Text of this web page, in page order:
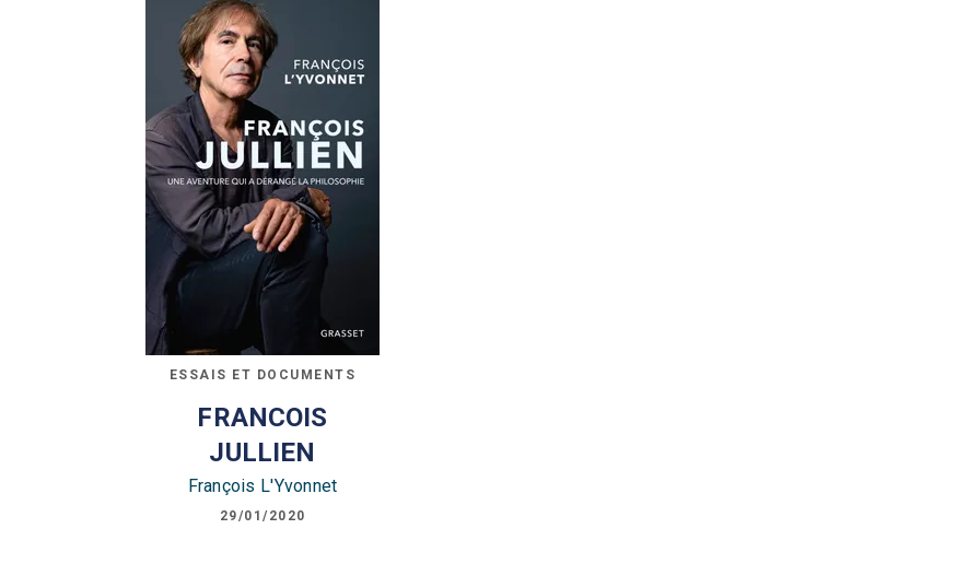
ESSAIS ET DOCUMENTS
FRANCOIS
JULLIEN
François L'Yvonnet
29/01/2020